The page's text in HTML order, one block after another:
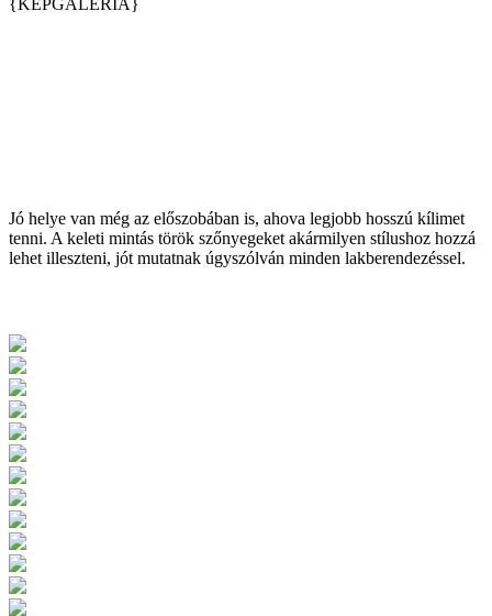
Jó helye van még az előszobában is, ahova legjobb hosszú kílimet
tenni. A keleti mintás török szőnyegeket akármilyen stílushoz hozzá
lehet illeszteni, jót mutatnak úgyszólván minden lakberendezéssel.